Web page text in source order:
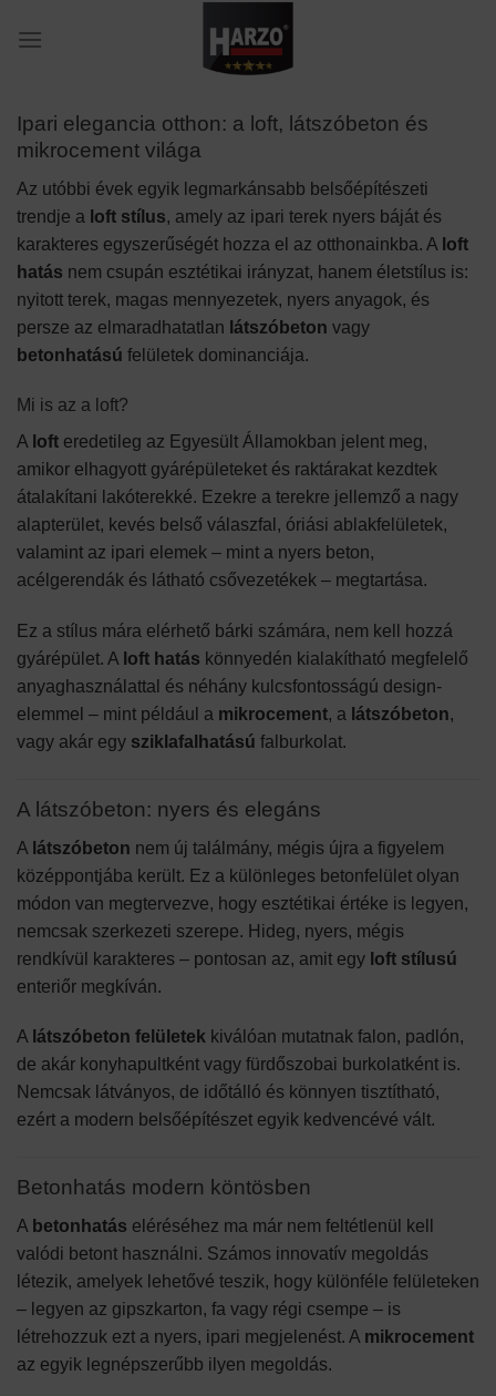
Ipari elegancia otthon: a loft, látszóbeton és
mikrocement világa
Az utóbbi évek egyik legmarkánsabb belsőépítészeti
trendje a loft stílus, amely az ipari terek nyers báját és
karakteres egyszerűségét hozza el az otthonainkba. A loft
hatás nem csupán esztétikai irányzat, hanem életstílus is:
nyitott terek, magas mennyezetek, nyers anyagok, és
persze az elmaradhatatlan látszóbeton vagy
betonhatású felületek dominanciája.
Mi is az a loft?
A loft eredetileg az Egyesült Államokban jelent meg,
amikor elhagyott gyárépületeket és raktárakat kezdtek
átalakítani lakóterekké. Ezekre a terekre jellemző a nagy
alapterület, kevés belső válaszfal, óriási ablakfelületek,
valamint az ipari elemek – mint a nyers beton,
acélgerendák és látható csővezetékek – megtartása.
Ez a stílus mára elérhető bárki számára, nem kell hozzá
gyárépület. A loft hatás könnyedén kialakítható megfelelő
anyaghasználattal és néhány kulcsfontosságú design-
elemmel – mint például a mikrocement, a látszóbeton,
vagy akár egy sziklafalhatású falburkolat.
A látszóbeton: nyers és elegáns
A látszóbeton nem új találmány, mégis újra a figyelem
középpontjába került. Ez a különleges betonfelület olyan
módon van megtervezve, hogy esztétikai értéke is legyen,
nemcsak szerkezeti szerepe. Hideg, nyers, mégis
rendkívül karakteres – pontosan az, amit egy loft stílusú
enteriőr megkíván.
A látszóbeton felületek kiválóan mutatnak falon, padlón,
de akár konyhapultként vagy fürdőszobai burkolatként is.
Nemcsak látványos, de időtálló és könnyen tisztítható,
ezért a modern belsőépítészet egyik kedvencévé vált.
Betonhatás modern köntösben
A betonhatás eléréséhez ma már nem feltétlenül kell
valódi betont használni. Számos innovatív megoldás
létezik, amelyek lehetővé teszik, hogy különféle felületeken
– legyen az gipszkarton, fa vagy régi csempe – is
létrehozzuk ezt a nyers, ipari megjelenést. A mikrocement
az egyik legnépszerűbb ilyen megoldás.